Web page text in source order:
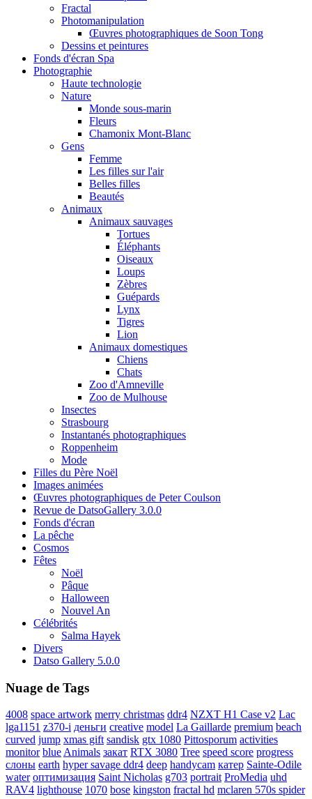
Fractal
Photomanipulation
Œuvres photographiques de Soon Tong
Dessins et peintures
Fonds d'écran Spa
Photographie
Haute technologie
Nature
Monde sous-marin
Fleurs
Chamonix Mont-Blanc
Gens
Femme
Les filles sur l'air
Belles filles
Beautés
Animaux
Animaux sauvages
Tortues
Éléphants
Oiseaux
Loups
Zèbres
Guépards
Lynx
Tigres
Lion
Animaux domestiques
Chiens
Chats
Zoo d'Amneville
Zoo de Mulhouse
Insectes
Strasbourg
Instantanés photographiques
Roppenheim
Mode
Filles du Père Noël
Images animées
Œuvres photographiques de Peter Coulson
Revue de DatsoGallery 3.0.0
Fonds d'écran
La pêche
Cosmos
Fêtes
Noël
Pâque
Halloween
Nouvel An
Célébrités
Salma Hayek
Divers
Datso Gallery 5.0.0
Nuage de Tags
4008 space artwork merry christmas ddr4 NZXT H1 Case v2 Lac
lga1151 z370-i деньги creative model La Gaillarde premium beach
curved jump xmas gift sandisk gtx 1080 Pittosporum activities
monitor blueAnimals закат RTX 3080 Tree speed score progress
слоны earth hyper savage ddr4 deep handycam катер Sainte-Odile
water оптимизация Saint Nicholas g703 portrait ProMedia uhd
RAV4 lighthouse 1070 bose kingston fractal hd mclaren 570s spider